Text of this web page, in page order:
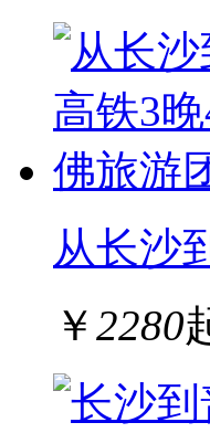
从长沙
￥2280